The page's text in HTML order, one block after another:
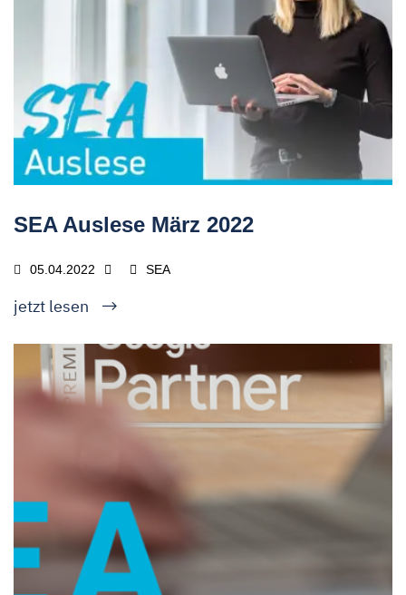
SEA Auslese März 2022
05.04.2022 SEA
jetzt lesen